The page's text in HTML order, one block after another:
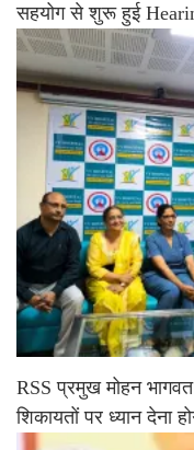
सहयोग से शुरू हुई
RSS प्रमुख मोहन
शिकायतों पर ध्यान देना